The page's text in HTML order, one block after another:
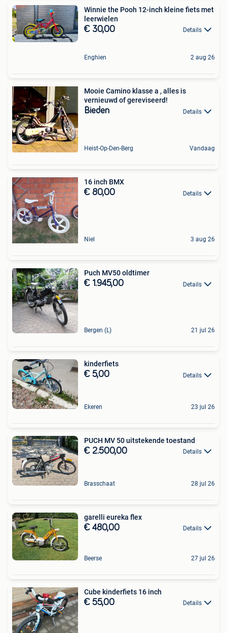
Winnie the Pooh 12-inch kleine fiets met
leerwielen
€ 30,00 Details
Enghien 2 aug 26
Mooie Camino klasse a , alles is
vernieuwd of gereviseerd!
Bieden Details
Heist-Op-Den-Berg Vandaag
16 inch BMX
€ 80,00 Details
Niel 3 aug 26
Puch MV50 oldtimer
€ 1.945,00 Details
Bergen (L) 21 jul 26
kinderfiets
€ 5,00 Details
Ekeren 23 jul 26
PUCH MV 50 uitstekende toestand
€ 2.500,00 Details
Brasschaat 28 jul 26
garelli eureka flex
€ 480,00 Details
Beerse 27 jul 26
Cube kinderfiets 16 inch
€ 55,00 Details